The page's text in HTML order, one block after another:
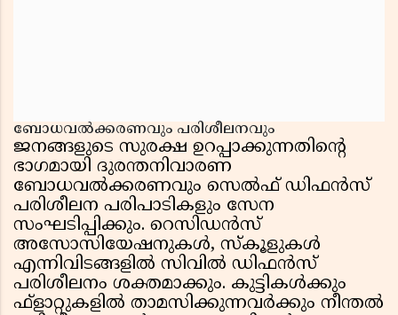
ബോധവൽക്കരണവും പരിശീലനവും
ജനങ്ങളുടെ സുരക്ഷ ഉറപ്പാക്കുന്നതിന്റെ
ഭാഗമായി ദുരന്തനിവാരണ
ബോധവൽക്കരണവും സെൽഫ് ഡിഫൻസ്
പരിശീലന പരിപാടികളും സേന
സംഘടിപ്പിക്കും. റെസിഡൻസ്
അസോസിയേഷനുകൾ, സ്കൂളുകൾ
എന്നിവിടങ്ങളിൽ സിവിൽ ഡിഫൻസ്
പരിശീലനം ശക്തമാക്കും. കുട്ടികൾക്കും
ഫ്ളാറ്റുകളിൽ താമസിക്കുന്നവർക്കും നീന്തൽ